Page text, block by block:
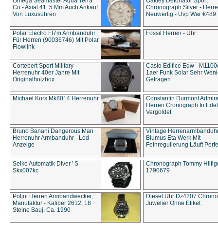
Co - Axial 41. 5 Mm Auch Ankauf
Von Luxusuhren
Chronograph Silver -
Neuwertig - Uvp War €489
Polar Electro Ft7m Armbanduhr
Für Herren (90036746) Mit Polar
Flowlink
Fossil Herren - Uhr
Cortebert Sport Military
Herrenuhr 40er Jahre Mit
Originalholzbox
Casio Edifice Eqw -
1aer Funk Solar Sehr
Getragen
Michael Kors Mk8014 Herrenuhr
Constantin Durmont
Herren Cronograph In
Vergoldet
Bruno Banani Dangerous Man
Herrenuhr Armbanduhr - Led
Anzeige
Vintage
Blumus Eta Werk Mit
Feinregulierung Läuft
Seiko Automatik Diver ' S
Skx007kc
Chronograph Tommy
1790679
Poljot Herren Armbandwecker,
Manufaktur - Kaliber 2612, 18
Steine Bauj. Ca. 1990
Diesel Uhr Dz4207
Juwelier Ohne Etiket